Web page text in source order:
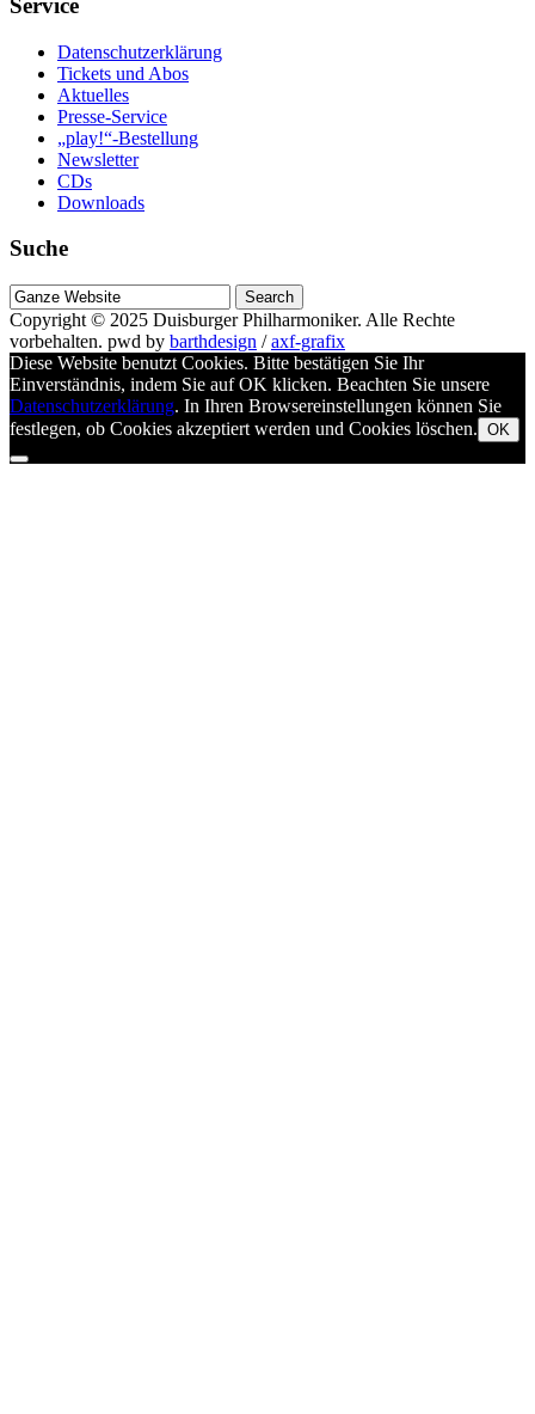
Service
Datenschutzerklärung
Tickets und Abos
Aktuelles
Presse-Service
„play!“-Bestellung
Newsletter
CDs
Downloads
Suche
Suche
nach
Copyright © 2025 Duisburger Philharmoniker. Alle Rechte
vorbehalten. pwd by barthdesign /axf-grafix
Diese Website benutzt Cookies. Bitte bestätigen Sie Ihr
Einverständnis, indem Sie auf OK klicken. Beachten Sie unsere
Datenschutzerklärung. In Ihren Browsereinstellungen können Sie
festlegen, ob Cookies akzeptiert werden und Cookies löschen. OK